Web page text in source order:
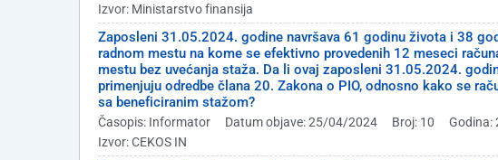
Izvor: Ministarstvo finansija
Zaposleni 31.05.2024. godine navršava 61 godinu života i 38
radnom mestu na kome se efektivno provedenih 12 meseci
mestu bez uvećanja staža. Da li ovaj zaposleni 31.05.2024.
primenjuju odredbe člana 20. Zakona o PIO, odnosno kako se
sa beneficiranim stažom?
Časopis: Informator Datum objave: 25/04/2024 Broj: 10 Godina:
Izvor: CEKOS IN